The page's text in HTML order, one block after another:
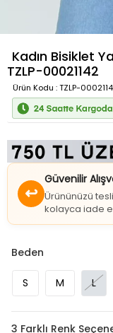
Kadın Bisiklet
TZLP-00021142
Ürün Kodu : TZLP-
↩
Güvenilir
Ürününüzü
kolayca iade
Beden
S M L
3 Farklı Renk